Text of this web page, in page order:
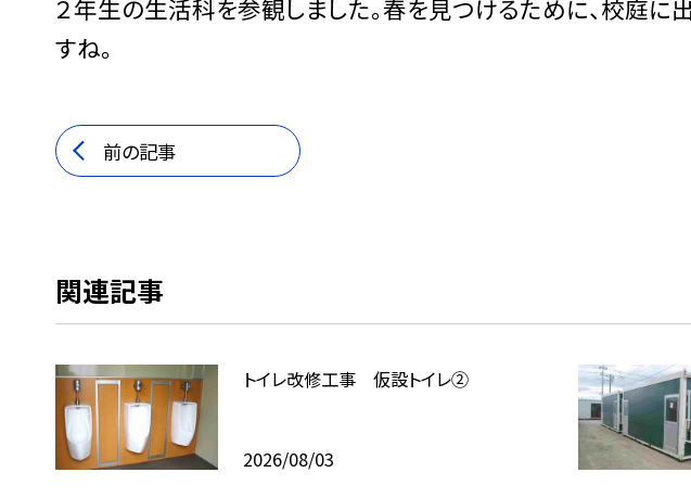
２年生の生活科を参観しました。春を見つけるために、校庭に
すね。
前の記事
関連記事
トイレ改修工事 仮設トイレ②
2026/08/03